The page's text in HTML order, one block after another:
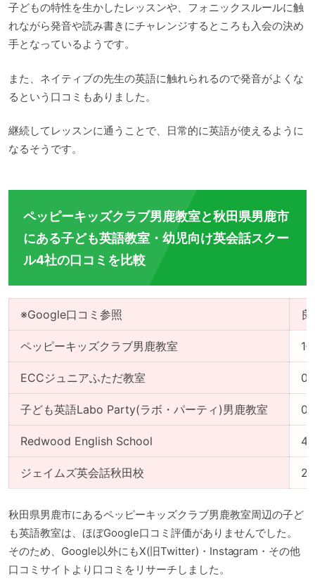
子どもの特性を生かしたレッスンや、フォニックスルールに触
れながら発音や読み書きにチャレンジするところも入会の決め
手となっているようです。
また、ネイティブの先生の英語に触れられるので発音がよくな
るという口コミもありました。
継続してレッスンに通うことで、日常的に英語が使えるように
なるそうです。
ペッピーキッズクラブ男鹿教室と秋田県男鹿市
にある子ども英語教室・幼児向け英会話スクー
ル4社の口コミを比較
※Google口コミ参照
ペッピーキッズクラブ男鹿教室 1
ECCジュニアふただ教室 0
子ども英語Labo Party(ラボ・パーティ)男鹿教室 0
Redwood English School 4
ジェイムズ英会話秋田校 2
秋田県男鹿市にあるペッピーキッズクラブ男鹿教室周辺の子ど
も英語教室は、ほぼGoogle口コミ評価がありませんでした。
そのため、Google以外にもX(旧Twitter)・Instagram・その他
口コミサイトより口コミをリサーチしました。